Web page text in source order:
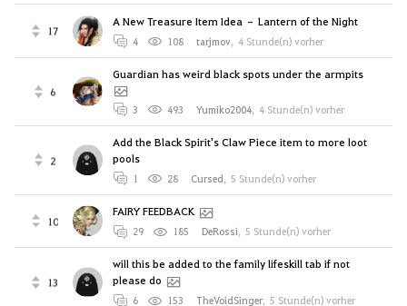
17
A New Treasure Item Idea – Lantern of the Night
4 108 tarjmov, 4 Stunde(n) vorher
6
Guardian has weird black spots under the armpits
3 493 Yumiko2004, 4 Stunde(n) vorher
2
Add the Black Spirit's Claw Piece item to more loot
pools
1 28 Cursed, 5 Stunde(n) vorher
10
FAIRY FEEDBACK
29 185 DeRossi, 5 Stunde(n) vorher
13
will this be added to the family lifeskill tab if not
please do
6 153 TheVoidSinger, 5 Stunde(n) vorher